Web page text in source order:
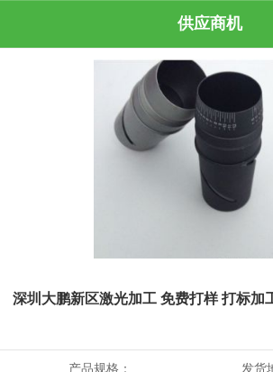
供应商机
深圳大鹏新区激光加工 免费打样 打标加
产品规格： 发货